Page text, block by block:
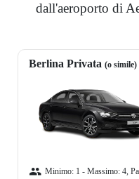
dall'aeroporto di
Berlina Privata (o simile)
Minimo: 1 - Massimo: 4,